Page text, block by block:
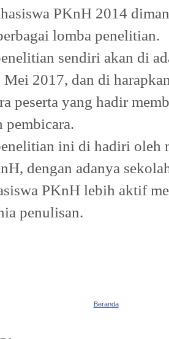
PKnH 2014
lomba penelitian.
sendiri akan di
Mei 2017, dan di
peserta yang hadir
pembicara.
ini di hadiri oleh
dengan adanya
PKnH lebih aktif
penulisan.
Beranda